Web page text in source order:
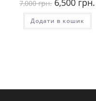
7,000грн. ціна:
7,000
грн..
6,500 грн.
Додати в кошик